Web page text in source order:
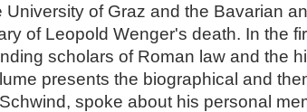
of Graz and the Bavarian
of Leopold Wenger's death. In the
scholars of Roman law and the
presents the biographical and
spoke about his personal